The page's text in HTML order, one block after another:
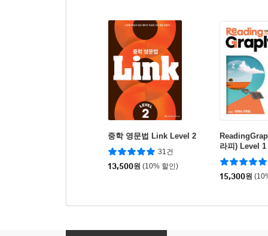
중학 영문법 Link Level 2
31건
13,500원 (10% 할인)
라피) Level 1
15,300원